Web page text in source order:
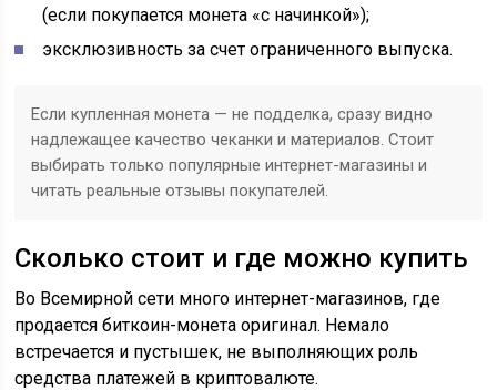
(если покупается монета «с начинкой»);
эксклюзивность за счет ограниченного выпуска.
Если купленная монета — не подделка, сразу видно
надлежащее качество чеканки и материалов. Стоит
выбирать только популярные интернет-магазины и
читать реальные отзывы покупателей.
Сколько стоит и где можно купить
Во Всемирной сети много интернет-магазинов, где
продается биткоин-монета оригинал. Немало
встречается и пустышек, не выполняющих роль
средства платежей в криптовалюте.